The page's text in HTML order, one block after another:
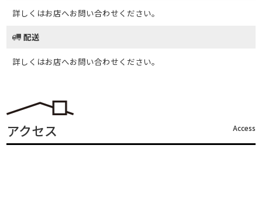
詳しくはお店へお問い合わせください。
配送
詳しくはお店へお問い合わせください。
アクセス Access